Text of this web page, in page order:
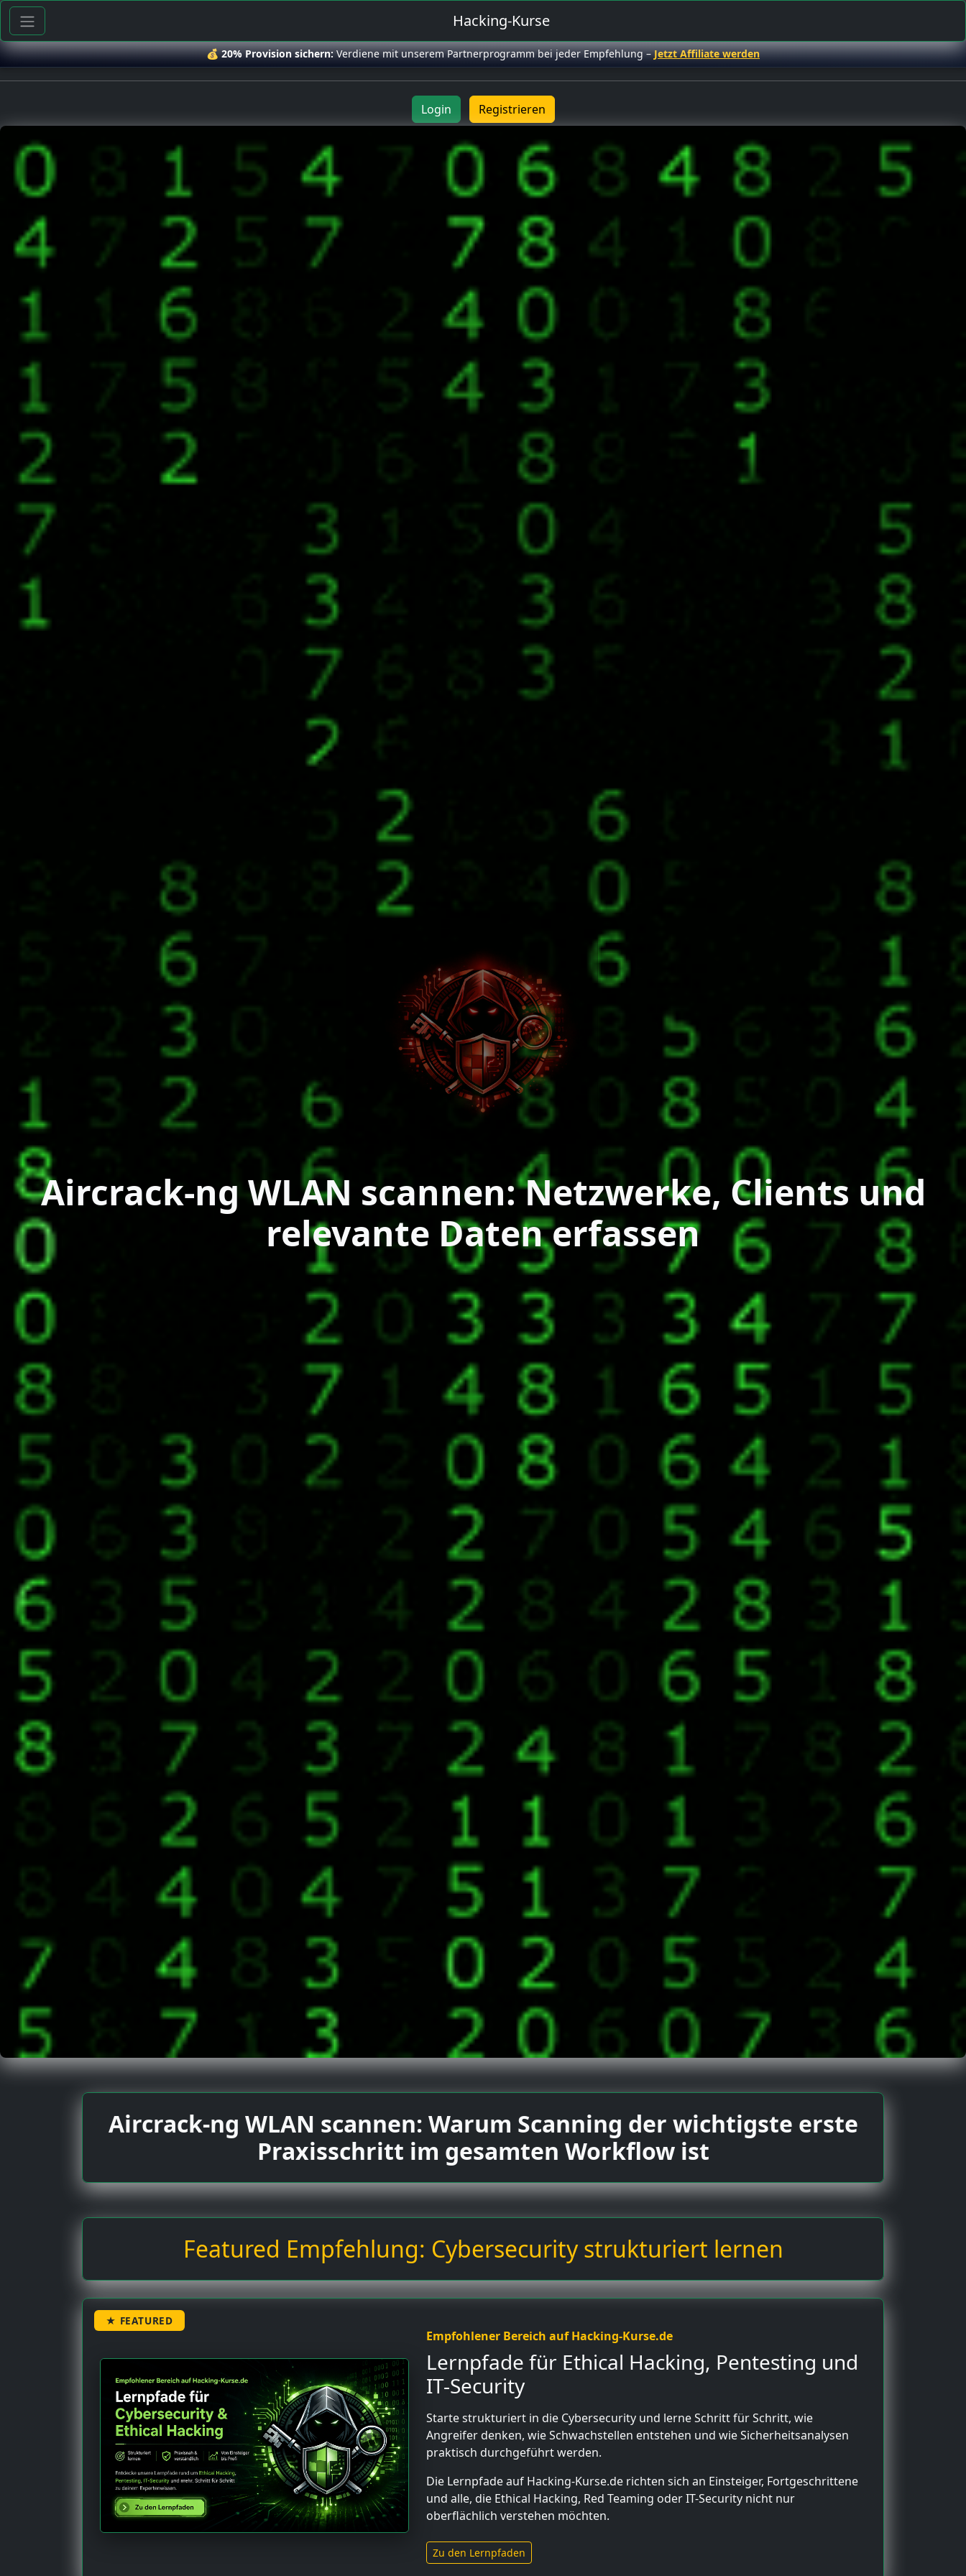
Hacking-Kurse
💰20% Provision sichern:Verdiene mit unserem Partnerprogramm bei jeder Empfehlung –Jetzt Affiliate werden
Login Registrieren
Aircrack-ng WLAN scannen: Netzwerke, Clients und
relevante Daten erfassen
Aircrack-ng WLAN scannen: Warum Scanning der wichtigste erste
Praxisschritt im gesamten Workflow ist
Featured Empfehlung: Cybersecurity strukturiert lernen
★ FEATURED
Empfohlener Bereich auf Hacking-Kurse.de
Lernpfade für Ethical Hacking, Pentesting und
IT-Security
Starte strukturiert in die Cybersecurity und lerne Schritt für Schritt, wie
Angreifer denken, wie Schwachstellen entstehen und wie Sicherheitsanalysen
praktisch durchgeführt werden.
Die Lernpfade auf Hacking-Kurse.de richten sich an Einsteiger, Fortgeschrittene
und alle, die Ethical Hacking, Red Teaming oder IT-Security nicht nur
oberflächlich verstehen möchten.
Zu den Lernpfaden